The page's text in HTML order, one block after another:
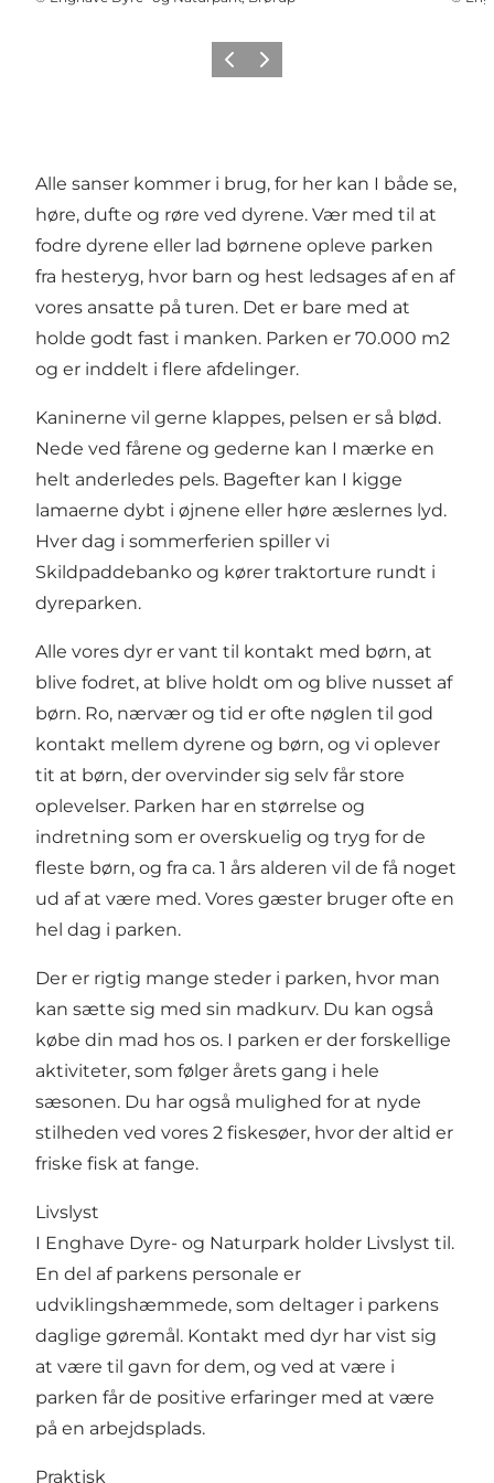
Forrige billede
Næste billede
Alle sanser kommer i brug, for her kan I både se,
høre, dufte og røre ved dyrene. Vær med til at
fodre dyrene eller lad børnene opleve parken
fra hesteryg, hvor barn og hest ledsages af en af
vores ansatte på turen. Det er bare med at
holde godt fast i manken. Parken er 70.000 m2
og er inddelt i flere afdelinger.
Kaninerne vil gerne klappes, pelsen er så blød.
Nede ved fårene og gederne kan I mærke en
helt anderledes pels. Bagefter kan I kigge
lamaerne dybt i øjnene eller høre æslernes lyd.
Hver dag i sommerferien spiller vi
Skildpaddebanko og kører traktorture rundt i
dyreparken.
Alle vores dyr er vant til kontakt med børn, at
blive fodret, at blive holdt om og blive nusset af
børn. Ro, nærvær og tid er ofte nøglen til god
kontakt mellem dyrene og børn, og vi oplever
tit at børn, der overvinder sig selv får store
oplevelser. Parken har en størrelse og
indretning som er overskuelig og tryg for de
fleste børn, og fra ca. 1 års alderen vil de få noget
ud af at være med. Vores gæster bruger ofte en
hel dag i parken.
Der er rigtig mange steder i parken, hvor man
kan sætte sig med sin madkurv. Du kan også
købe din mad hos os. I parken er der forskellige
aktiviteter, som følger årets gang i hele
sæsonen. Du har også mulighed for at nyde
stilheden ved vores 2 fiskesøer, hvor der altid er
friske fisk at fange.
Livslyst
I Enghave Dyre- og Naturpark holder Livslyst til.
En del af parkens personale er
udviklingshæmmede, som deltager i parkens
daglige gøremål. Kontakt med dyr har vist sig
at være til gavn for dem, og ved at være i
parken får de positive erfaringer med at være
på en arbejdsplads.
Praktisk